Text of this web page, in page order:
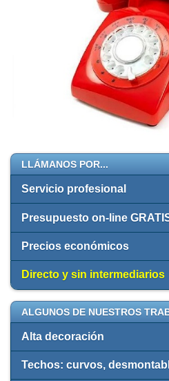
LLÁMANOS POR...
Servicio profesional
Presupuesto on-line
Precios económicos
Directo y sin intermediarios
ALGUNOS DE NUESTROS
Alta decoración
Techos: curvos,